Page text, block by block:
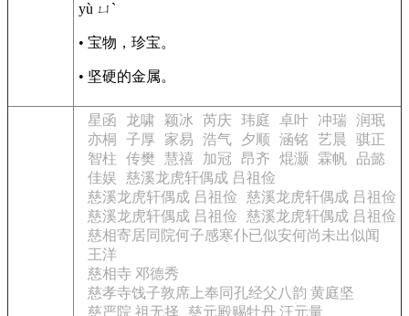
yù ㄩˋ
• 宝物，珍宝。
• 坚硬的金属。
星函 龙啸 颖冰 芮庆 玮庭 卓叶 冲瑞
润珉
亦桐
子厚 家易 浩气 夕顺 涵铭 艺晨
骐正
智柱
传樊 慧禧 加冠 昂齐 焜灏 霖帆
品懿
佳娱
慈溪龙虎轩偶成 吕祖俭
慈溪龙虎轩偶成 吕祖俭
慈溪龙虎轩偶成 吕祖俭
慈溪龙虎轩偶成 吕祖俭
慈溪龙虎轩偶成 吕祖俭
慈相寄居同院何子感寒仆已似安何尚未出似闻
王洋
慈相寺 邓德秀
慈孝寺饯子敦席上奉同孔经父八韵 黄庭坚
慈严院 祖无择
慈元殿赐牡丹 汪元量